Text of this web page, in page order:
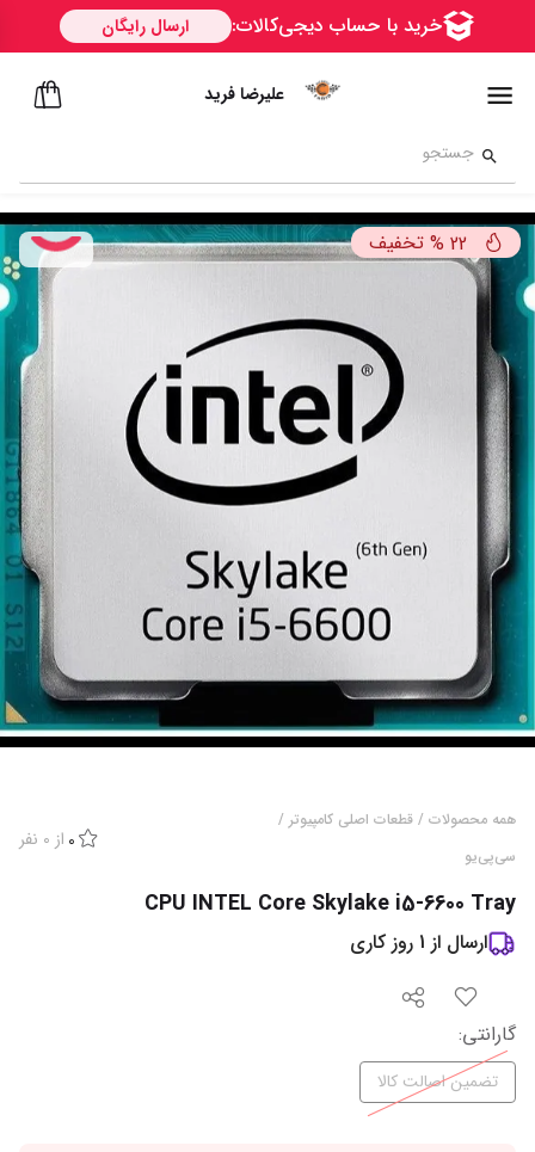
علیرضا فرید
ســــریع
22
% تخفیف
همه محصولات / قطعات اصلی کامپیوتر /
سی‌پی‌یو
0 از 0 نفر
CPU INTEL Core Skylake i5-6600 Tray
ارسال از 1 روز کاری
گارانتی:
تضمین اصالت کالا